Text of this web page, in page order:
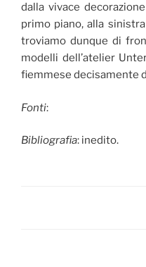
dalla vivace
primo piano, alla
troviamo dunque di
modelli dell’atelier
fiemmese decisamente
Fonti:
Bibliografia: inedito.